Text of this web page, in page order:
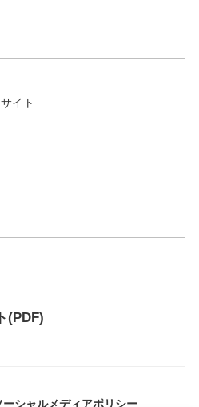
イト
(PDF)
ーシャルメディアポリシー